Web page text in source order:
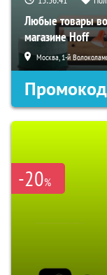
Любые товары во
магазине Hoff
Москва, 1-й
Промокод
-20%